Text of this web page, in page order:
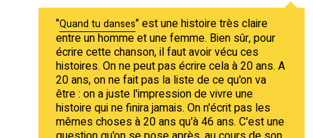
"Quand tu danses" est une histoire très claire
entre un homme et une femme. Bien sûr, pour
écrire cette chanson, il faut avoir vécu ces
histoires. On ne peut pas écrire cela à 20 ans. A
20 ans, on ne fait pas la liste de ce qu'on va
être : on a juste l'impression de vivre une
histoire qui ne finira jamais. On n'écrit pas les
mêmes choses à 20 ans qu'à 46 ans. C'est une